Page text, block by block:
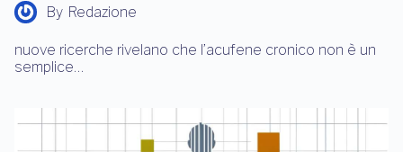
By Redazione
nuove ricerche rivelano che l’acufene cronico non è un
semplice…